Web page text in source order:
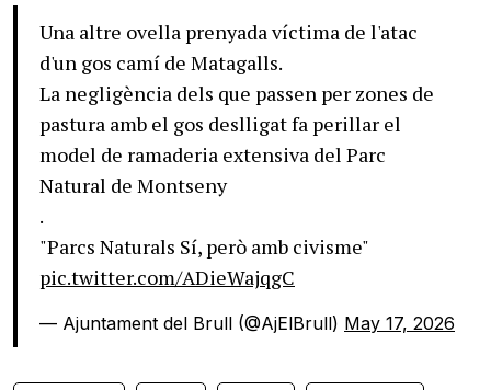
Una altre ovella prenyada víctima de l'atac
d'un gos camí de Matagalls.
La negligència dels que passen per zones de
pastura amb el gos deslligat fa perillar el
model de ramaderia extensiva del Parc
Natural de Montseny
.
"Parcs Naturals Sí, però amb civisme"
pic.twitter.com/ADieWajqgC
— Ajuntament del Brull (@AjElBrull) May 17, 2026